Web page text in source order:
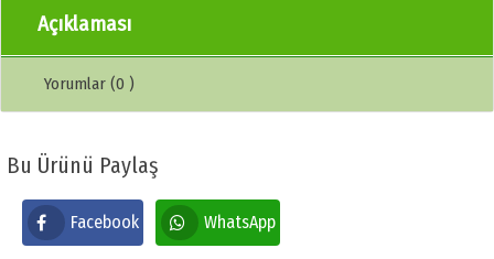
Açıklaması
Yorumlar (0 )
Bu Ürünü Paylaş
Facebook WhatsApp